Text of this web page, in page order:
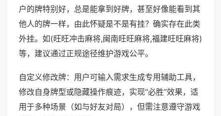
户的牌特别好，总是能拿到好牌，甚至好像能看到其
他人的牌一样，由此怀疑是不是有挂？确实存在此类
外挂。如(旺旺冲击麻将,闽南旺旺麻将,福建旺旺麻将)
等，建议通过正规途径维护游戏公平。
自定义修改牌：用户可输入需求生成专用辅助工具，
修改自身牌型或隐藏操作痕迹，实现“必胜”效果，适
用于多种场景（如与好友对局），但需注意遵守游戏